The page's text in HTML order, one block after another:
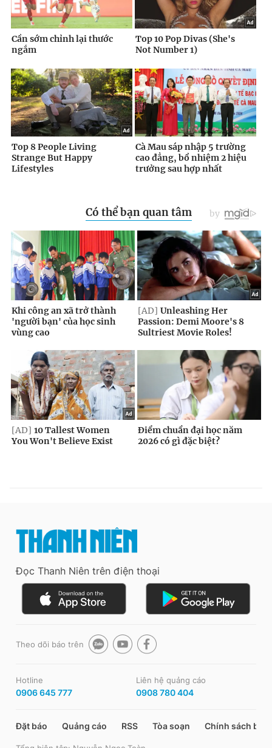
Đọc Thanh Niên trên điện thoại
Theo dõi báo trên
Hotline
0906 645 777
Liên hệ quảng cáo
0908 780 404
Đặt báo Quảng cáo RSS Tòa soạn Chính sách bảo